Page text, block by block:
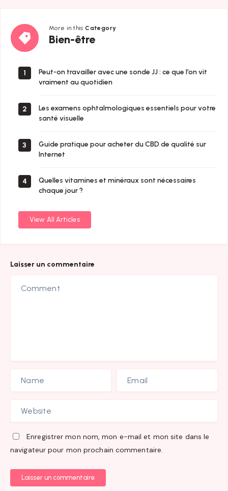
More in thisCategory
Bien-être
Bien-
être
1
Peut-on travailler avec une sonde JJ : ce que l’on vit
vraiment au quotidien
2
Les examens ophtalmologiques essentiels pour votre
santé visuelle
3
Guide pratique pour acheter du CBD de qualité sur
Internet
4
Quelles vitamines et minéraux sont nécessaires
chaque jour ?
View All Articles
Laisser un commentaire
Enregistrer mon nom, mon e-mail et mon site dans le
navigateur pour mon prochain commentaire.
Laisser un commentaire